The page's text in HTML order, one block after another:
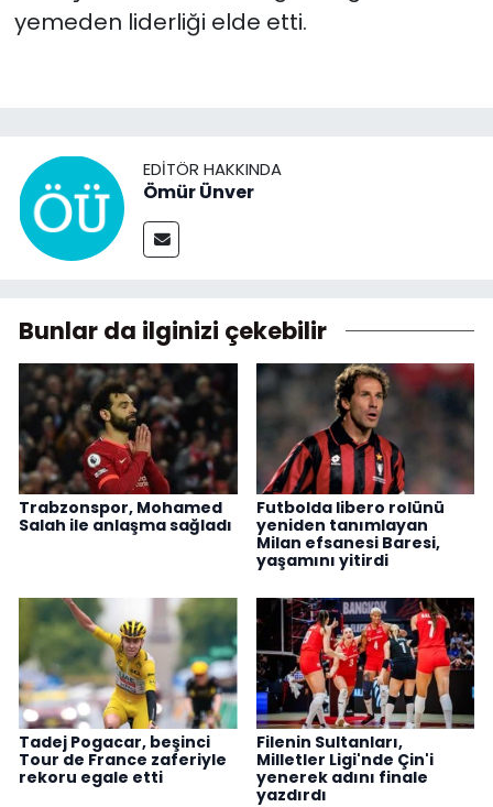
yemeden liderliği elde etti.
EDITÖR HAKKINDA
Ömür Ünver
Bunlar da ilginizi çekebilir
Trabzonspor, Mohamed
Salah ile anlaşma sağladı
Futbolda libero rolünü
yeniden tanımlayan
Milan efsanesi Baresi,
yaşamını yitirdi
Tadej Pogacar, beşinci
Tour de France zaferiyle
rekoru egale etti
Filenin Sultanları,
Milletler Ligi'nde Çin'i
yenerek adını finale
yazdırdı